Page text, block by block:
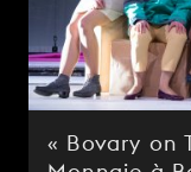
« Bovary on